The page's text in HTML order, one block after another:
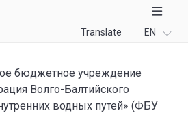
Translate EN
бюджетное учреждение
Волго-Балтийского
водных путей» (ФБУ